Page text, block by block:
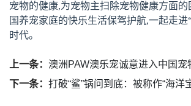
宠物的健康,为宠物主扫除宠物健康方面的
国养宠家庭的快乐生活保驾护航,一起走进
时代。
上一条： 澳洲PAW澳乐宠诚意进入中国宠物保健品市场，
下一条： 打破“鲨”锅问到底：被称作“海洋宝藏”